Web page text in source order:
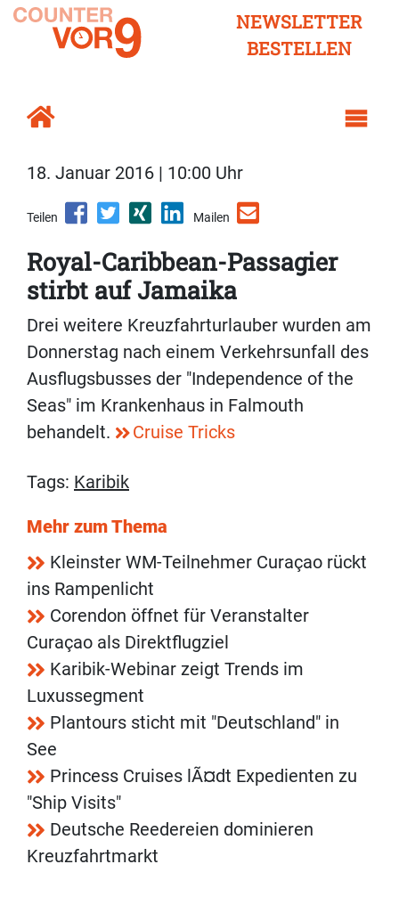
NEWSLETTER
BESTELLEN
18. Januar 2016 | 10:00 Uhr
Teilen Mailen
Royal-Caribbean-Passagier
stirbt auf Jamaika
Drei weitere Kreuzfahrturlauber wurden am
Donnerstag nach einem Verkehrsunfall des
Ausflugsbusses der "Independence of the
Seas" im Krankenhaus in Falmouth
behandelt.
Cruise Tricks
Tags: Karibik
Mehr zum Thema
Kleinster WM-Teilnehmer Curaçao rückt
ins Rampenlicht
Corendon öffnet für Veranstalter
Curaçao als Direktflugziel
Karibik-Webinar zeigt Trends im
Luxussegment
Plantours sticht mit "Deutschland" in
See
Princess Cruises lÃ¤dt Expedienten zu
"Ship Visits"
Deutsche Reedereien dominieren
Kreuzfahrtmarkt